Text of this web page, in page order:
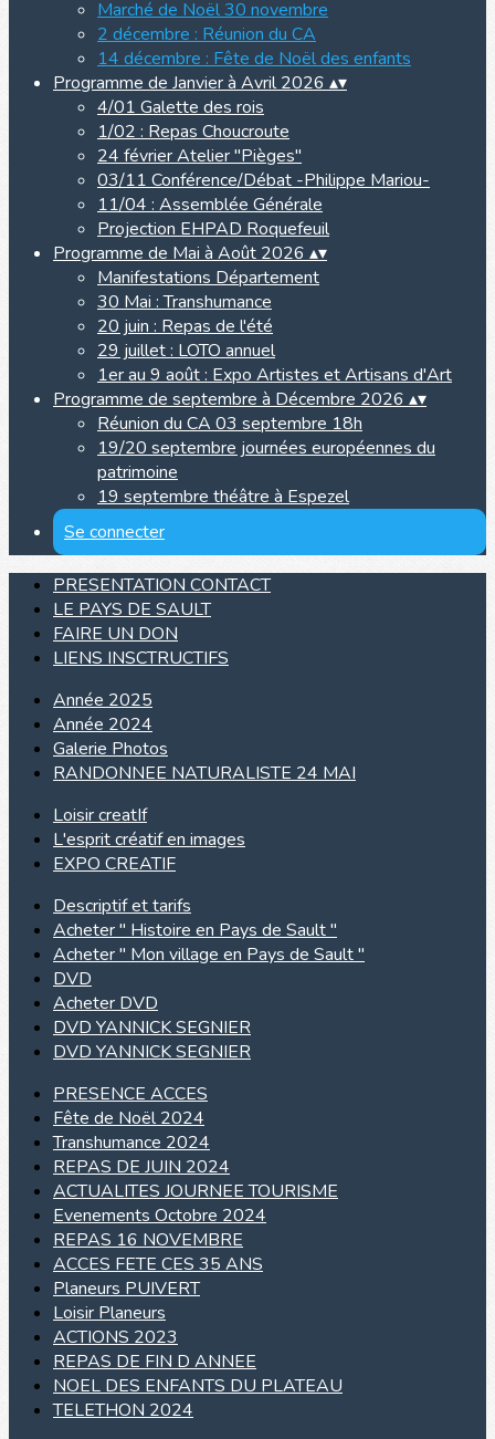
Marché de Noël 30 novembre
2 décembre : Réunion du CA
14 décembre : Fête de Noël des enfants
Programme de Janvier à Avril 2026 ▴▾
4/01 Galette des rois
1/02 : Repas Choucroute
24 février Atelier "Pièges"
03/11 Conférence/Débat -Philippe Mariou-
11/04 : Assemblée Générale
Projection EHPAD Roquefeuil
Programme de Mai à Août 2026 ▴▾
Manifestations Département
30 Mai : Transhumance
20 juin : Repas de l'été
29 juillet : LOTO annuel
1er au 9 août : Expo Artistes et Artisans d'Art
Programme de septembre à Décembre 2026 ▴▾
Réunion du CA 03 septembre 18h
19/20 septembre journées européennes du
patrimoine
19 septembre théâtre à Espezel
Se connecter
PRESENTATION CONTACT
LE PAYS DE SAULT
FAIRE UN DON
LIENS INSCTRUCTIFS
Année 2025
Année 2024
Galerie Photos
RANDONNEE NATURALISTE 24 MAI
Loisir creatIf
L'esprit créatif en images
EXPO CREATIF
Descriptif et tarifs
Acheter " Histoire en Pays de Sault "
Acheter " Mon village en Pays de Sault "
DVD
Acheter DVD
DVD YANNICK SEGNIER
DVD YANNICK SEGNIER
PRESENCE ACCES
Fête de Noël 2024
Transhumance 2024
REPAS DE JUIN 2024
ACTUALITES JOURNEE TOURISME
Evenements Octobre 2024
REPAS 16 NOVEMBRE
ACCES FETE CES 35 ANS
Planeurs PUIVERT
Loisir Planeurs
ACTIONS 2023
REPAS DE FIN D ANNEE
NOEL DES ENFANTS DU PLATEAU
TELETHON 2024